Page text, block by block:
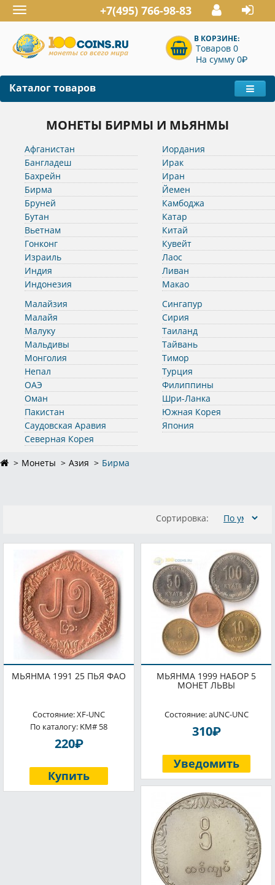
Toggle
navigation
+7(495) 766-98-83
В КОРЗИНЕ:
Товаров 0
На сумму 0P
Каталог товаров
МОНЕТЫ БИРМЫ И МЬЯНМЫ
Афганистан
Бангладеш
Бахрейн
Бирма
Бруней
Бутан
Вьетнам
Гонконг
Израиль
Индия
Индонезия
Иордания
Ирак
Иран
Йемен
Камбоджа
Катар
Китай
Кувейт
Лаос
Ливан
Макао
Малайзия
Малайя
Малуку
Мальдивы
Монголия
Непал
ОАЭ
Оман
Пакистан
Саудовская Аравия
Северная Корея
Сингапур
Сирия
Таиланд
Тайвань
Тимор
Турция
Филиппины
Шри-Ланка
Южная Корея
Япония
Монеты Азия Бирма
Сортировка:
МЬЯНМА 1991 25 ПЬЯ ФАО
Состояние: XF-UNC
По каталогу: KM# 58
220P
Купить
МЬЯНМА 1999 НАБОР 5
МОНЕТ ЛЬВЫ
Состояние: aUNC-UNC
310P
Уведомить